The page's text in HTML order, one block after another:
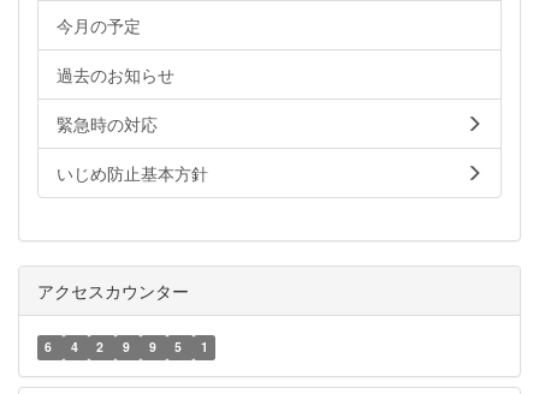
今月の予定
過去のお知らせ
緊急時の対応
いじめ防止基本方針
アクセスカウンター
6 4 2 9 9 5 1